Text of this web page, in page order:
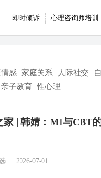
即时倾诉 心理咨询师培训
感 家庭关系 人际社交
亲子教育 性心理
家 | 韩婧：MI与CBT
2026-07-01